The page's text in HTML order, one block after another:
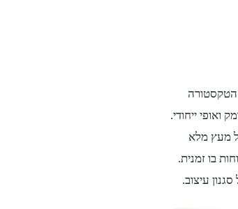
הטקסטורה
ואופי ייחודי.
מעץ מלא
בו זמנית.
עיצוב.